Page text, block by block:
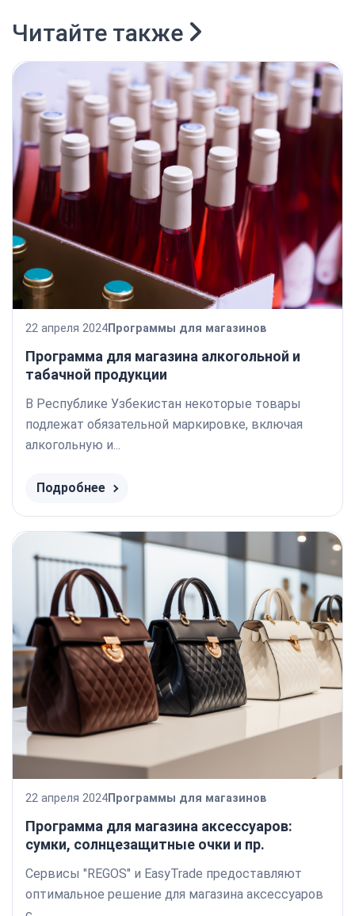
Читайте также
Программа для магазина алкогольной и
табачной продукции
22 апреля 2024Программы для магазинов
В Республике Узбекистан некоторые товары
подлежат обязательной маркировке, включая
алкогольную и...
Подробнее
Программа для магазина аксессуаров:
сумки, солнцезащитные очки и пр.
22 апреля 2024Программы для магазинов
Сервисы "REGOS" и EasyTrade предоставляют
оптимальное решение для магазина аксессуаров